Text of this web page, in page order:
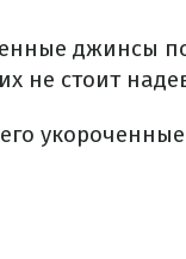
джинсы
не стоит